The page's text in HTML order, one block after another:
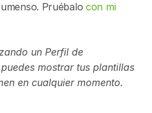
Pruébalo con mi
un Perfil de
mostrar tus plantillas
en cualquier momento.